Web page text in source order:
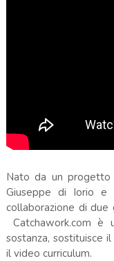
Nato da un progetto
Giuseppe di Iorio e
collaborazione di due
Catchawork.com
sostanza, sostituisce
il video curriculum.